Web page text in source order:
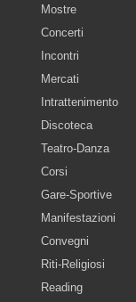
Mostre
Concerti
Incontri
Mercati
Intrattenimento
Discoteca
Teatro-Danza
Corsi
Gare-Sportive
Manifestazioni
Convegni
Riti-Religiosi
Reading